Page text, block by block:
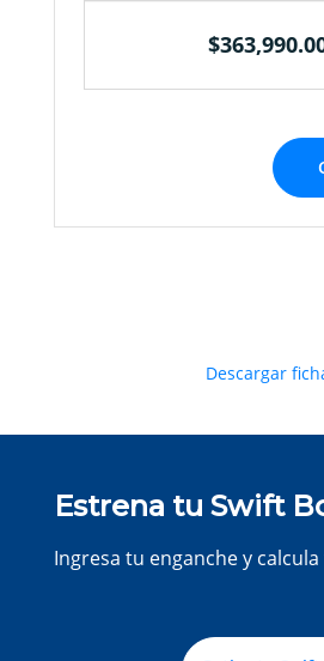
Descargar
Estrena tu Swift
Ingresa tu enganche y